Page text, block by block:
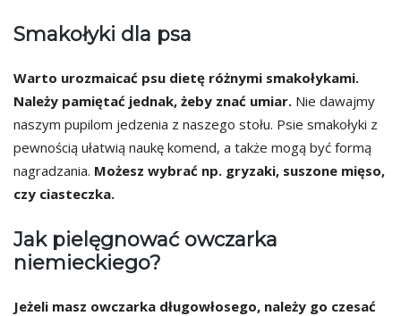
Smakołyki dla psa
Warto urozmaicać psu dietę różnymi smakołykami.
Należy pamiętać jednak, żeby znać umiar. Nie dawajmy
naszym pupilom jedzenia z naszego stołu. Psie smakołyki z
pewnością ułatwią naukę komend, a także mogą być formą
nagradzania. Możesz wybrać np. gryzaki, suszone mięso,
czy ciasteczka.
Jak pielęgnować owczarka
niemieckiego?
Jeżeli masz owczarka długowłosego, należy go czesać